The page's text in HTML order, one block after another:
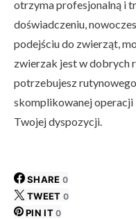
otrzyma profesjonalną i
doświadczeniu,
podejściu do zwierząt,
zwierzak jest w dobrych
potrzebujesz
skomplikowanej operacji
Twojej dyspozycji.
SHARE 0
TWEET 0
PIN IT 0